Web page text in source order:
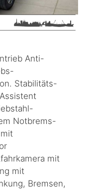
Anti-
Stabilitäts-
Notbrems-
mit
mit
Bremsen,